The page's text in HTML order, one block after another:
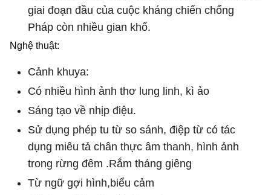
giai đoạn đầu của cuộc kháng chiến chống
Pháp còn nhiều gian khổ.
Nghệ thuật:
Cảnh khuya:
Có nhiều hình ảnh thơ lung linh, kì ảo
Sáng tạo về nhịp điệu.
Sử dụng phép tu từ so sánh, điệp từ có tác
dụng miêu tả chân thực âm thanh, hình ảnh
trong rừng đêm .Rắm tháng giêng
Từ ngữ gợi hình,biểu cảm